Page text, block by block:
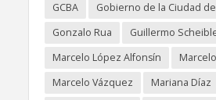
GCBA
Gobierno de la Ciudad
Gonzalo Rua
Guillermo
Marcelo López Alfonsín
Marcelo Vázquez
Mariana Díaz